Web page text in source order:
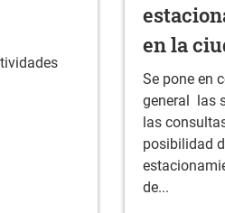
en la
Se pone en
general las
las
posibilidad
de...